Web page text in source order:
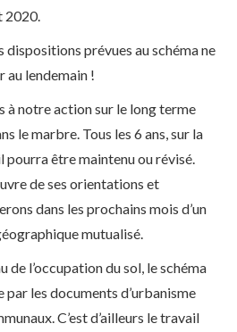
2020.
dispositions prévues au schéma ne
au lendemain !
à notre action sur le long terme
le marbre. Tous les 6 ans, sur la
pourra être maintenu ou révisé.
de ses orientations et
dans les prochains mois d’un
mutualisé.
de l’occupation du sol, le schéma
les documents d’urbanisme
C’est d’ailleurs le travail